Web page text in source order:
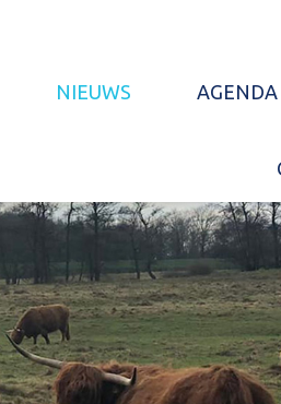
NIEUWS AGENDA